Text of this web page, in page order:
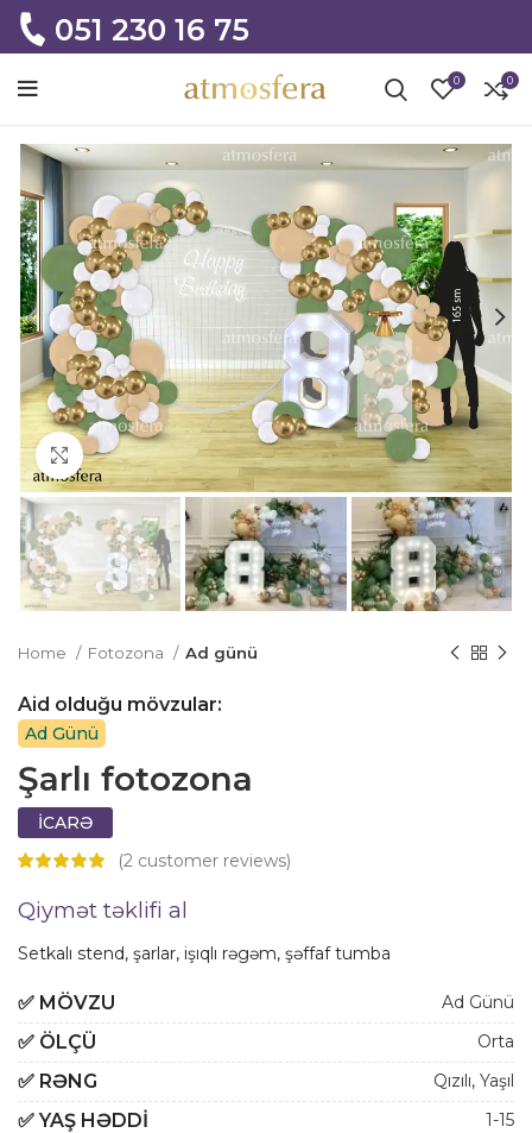
051 230 16 75
0 0
Click to enlarge
Home Fotozona Ad günü
Aid olduğu mövzular:
Ad Günü
Şarlı fotozona
İCARƏ
(2 customer reviews)
Qiymət təklifi al
Setkalı stend, şarlar, işıqlı rəgəm, şəffaf tumba
✅ MÖVZU Ad Günü
✅ ÖLÇÜ Orta
✅ RƏNG Qızılı, Yaşıl
✅YAŞ HƏDDI 1-15